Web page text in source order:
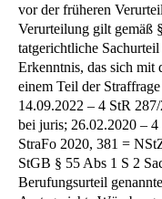
vor der früheren
Verurteilung gilt gemäß
tatgerichtliche
Erkenntnis, das sich mit
einem Teil der
14.09.2022 – 4 StR
bei juris; 26.02.2020 –
StraFo 2020, 381 =
StGB § 55 Abs 1 S 2
Berufungsurteil